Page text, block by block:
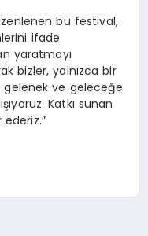
bu festival,
ifade
yaratmayı
bizler, yalnızca bir
gelenek ve geleceğe
Katkı sunan